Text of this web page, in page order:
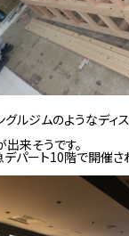
ルジムのようなディ
来そうです。
パート10階で開催さ